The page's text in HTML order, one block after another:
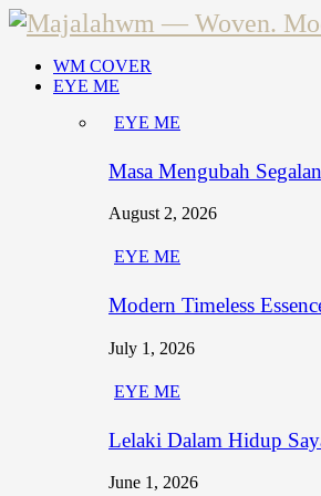
WM COVER
EYE ME
EYE ME
Masa Mengubah
August 2, 2026
EYE ME
Modern Timeless
July 1, 2026
EYE ME
Lelaki Dalam Hidup
June 1, 2026